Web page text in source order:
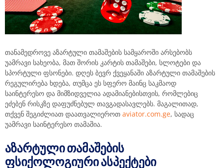
თანამედროვე აზარტული თამაშების სამყაროში არსებობს
უამრავი სახეობა, მათ შორის კარტის თამაშები, სლოტები და
სპორტული ფსონები. დღეს ბევრ ქვეყანაში აზარტული თამაშების
რეგულირება ხდება, თუმცა ეს სფერო მაინც საკმაოდ
საინტერესო და მიმზიდველია ადამიანებისთვის, რომლებიც
ეძებენ რისკზე დაფუძნებულ თავგადასავლებს. მაგალითად,
თქვენ შეგიძლიათ დაათვალიეროთ aviator.com.ge, სადაც
უამრავი საინტერესო თამაშია.
ᲐᲖᲐᲠᲢᲣᲚᲘ ᲗᲐᲛᲐᲨᲔᲑᲘᲡ
ᲤᲡᲘᲥᲝᲚᲝᲒᲘᲣᲠᲘ ᲐᲡᲞᲔᲥᲢᲔᲑᲘ